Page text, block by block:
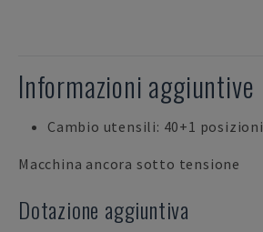
Informazioni aggiuntive
Cambio utensili: 40+1 posizioni
Macchina ancora sotto tensione
Dotazione aggiuntiva